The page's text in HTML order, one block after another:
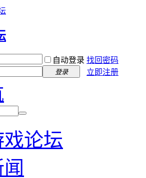
自动登录 找回密码
登录 立即注册
论坛